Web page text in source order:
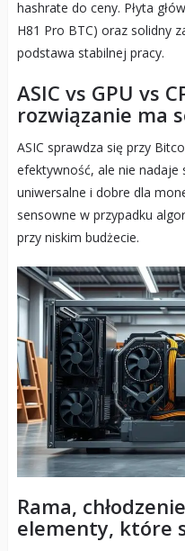
hashrate do ceny. Płyta
H81 Pro BTC) oraz solidny
podstawa stabilnej pracy.
ASIC vs GPU vs
rozwiązanie ma
ASIC sprawdza się przy
efektywność, ale nie nadaje
uniwersalne i dobre dla
sensowne w przypadku
przy niskim budżecie.
Rama,
elementy, które